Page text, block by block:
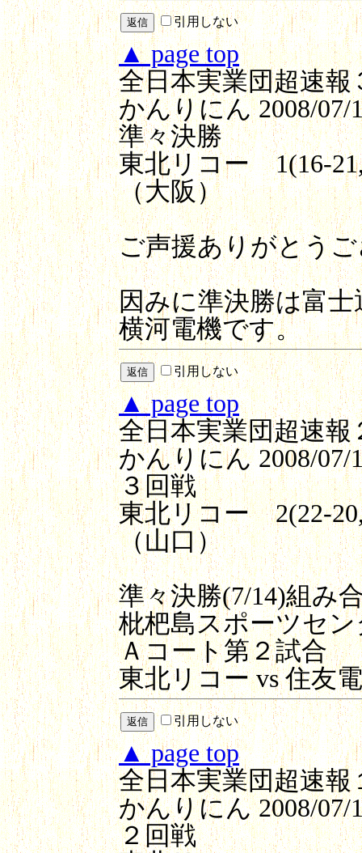
引用しない
▲ page top
全日本実業団超速報
かんりにん2008/07/
準々決勝
東北リコー 1(16-
（大阪）
ご声援ありがとう
因みに準決勝は富士
横河電機です。
引用しない
▲ page top
全日本実業団超速報
かんりにん2008/07/
３回戦
東北リコー 2(22-
（山口）
準々決勝(7/14)組み
枇杷島スポーツセン
Ａコート第２試合
東北リコー vs 住友
引用しない
▲ page top
全日本実業団超速報
かんりにん2008/07/
２回戦